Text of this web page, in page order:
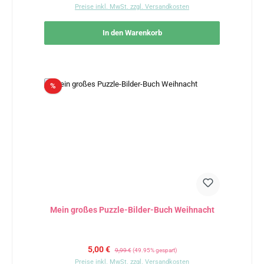
Preise inkl. MwSt. zzgl. Versandkosten
In den Warenkorb
%Rabatt
Mein großes Puzzle-Bilder-Buch Weihnacht
Verkaufspreis:
5,00 € Regulärer Preis:
9,99 € (49.95% gespart)
Preise inkl. MwSt. zzgl. Versandkosten